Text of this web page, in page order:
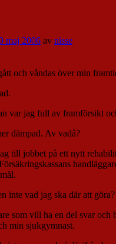
maj 2006 av nisse
och våndas över min
var jag full av framförsikt
dämpad. Av vadå?
till jobbet på ett nytt
inte vad jag ska där att göra?
som vill ha en del svar och
min sjukgymnast.